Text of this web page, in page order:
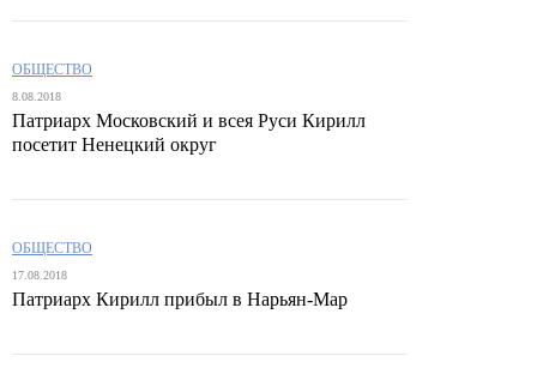
ОБЩЕСТВО
8.08.2018
Патриарх Московский и всея Руси Кирилл
посетит Ненецкий округ
ОБЩЕСТВО
17.08.2018
Патриарх Кирилл прибыл в Нарьян-Мар